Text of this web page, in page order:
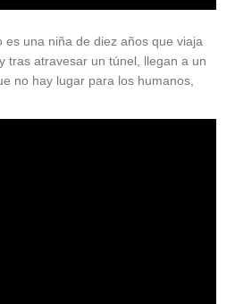
es una niña de diez años que viaja
tras atravesar un túnel, llegan a un
no hay lugar para los humanos,